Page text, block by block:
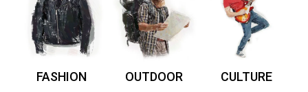
FASHION OUTDOOR CULTURE